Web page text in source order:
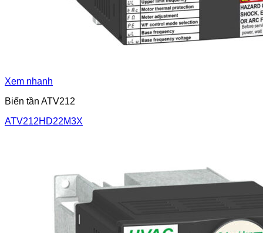
Xem nhanh
Biến tần ATV212
ATV212HD22M3X